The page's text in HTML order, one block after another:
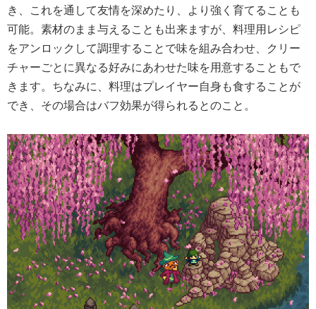
き、これを通して友情を深めたり、より強く育てることも
可能。素材のまま与えることも出来ますが、料理用レシピ
をアンロックして調理することで味を組み合わせ、クリー
チャーごとに異なる好みにあわせた味を用意することもで
きます。ちなみに、料理はプレイヤー自身も食することが
でき、その場合はバフ効果が得られるとのこと。